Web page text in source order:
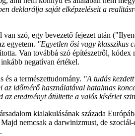
deklarálja saját elképzeléseit a
szó, egy bevezető fejezet után
egyetem. "Egyetlen ősi vagy klasszikus
Van továbbá szó építészetről,
negatívan értékel.
a természettudomány. "A tudás
az időmérő használatával hatalmas
az eredményt átültette a valós kísérlet
kialakulásának százada
nemcsak a darwinizmust, de